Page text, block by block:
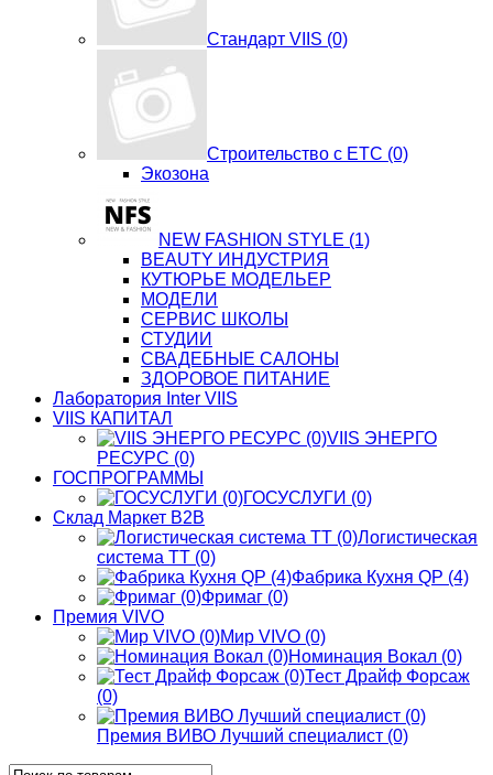
Стандарт VIIS (0)
Строительство с ЕТС (0)
Экозона
NEW FASHION STYLE (1)
BЕАUTY ИНДУСТРИЯ
КУТЮРЬЕ МОДЕЛЬЕР
МОДЕЛИ
СЕРВИС ШКОЛЫ
СТУДИИ
СВАДЕБНЫЕ САЛОНЫ
ЗДОРОВОЕ ПИТАНИЕ
Лаборатория Inter VIIS
VIIS КАПИТАЛ
VIIS ЭНЕРГО
РЕСУРС (0)
ГОСПРОГРАММЫ
ГОСУСЛУГИ (0)
Склад Маркет В2В
Логистическая
система ТТ (0)
Фабрика Кухня QP (4)
Фримаг (0)
Премия VIVO
Мир VIVO (0)
Номинация Вокал (0)
Тест Драйф Форсаж
(0)
Премия ВИВО Лучший специалист (0)